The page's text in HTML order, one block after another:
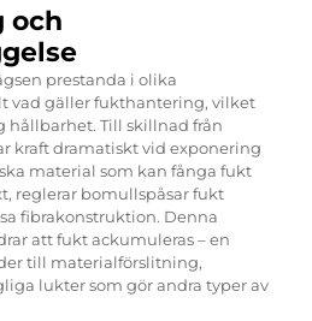
och
prestanda i olika
vad gäller fukthantering, vilket
Till skillnad från
kraft dramatiskt vid exponering
material som kan fånga fukt
reglerar bomullspåsar fukt
fibrakonstruktion. Denna
att fukt ackumuleras – en
till materialförslitning,
lukter som gör andra typer av